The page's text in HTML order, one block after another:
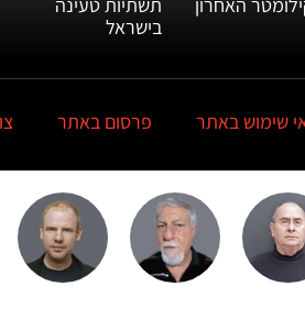
בישראל
שימוש באתר פרסום באתר